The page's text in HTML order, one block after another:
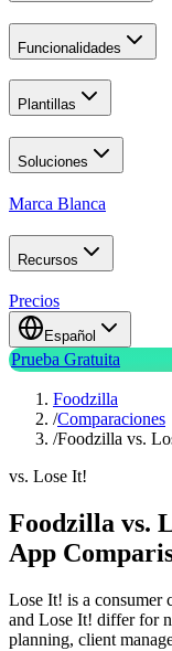
Funcionalidades
Plantillas
Soluciones
Marca Blanca
Recursos
Precios
Español
Prueba Gratuita
Foodzilla
/Comparaciones
/Foodzilla vs.
vs. Lose It!
Foodzilla vs.
App
Lose It! is a consumer
and Lose It! differ for
planning, client